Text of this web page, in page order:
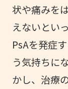
状や痛みを
えないとい
PsAを発症
う気持ちに
かし、治療